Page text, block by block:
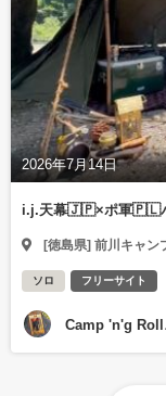
2026年7月14日
i.j.天幕🇯🇵×ポ軍🇵🇱
[徳島県] 前川キャン
ソロ フリーサイト
Camp 'n'g